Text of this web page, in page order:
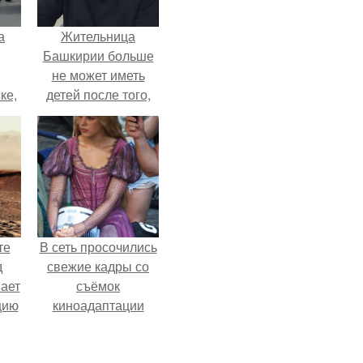
Жительница
Башкирии больше
не может иметь
детей после того,
как медики сделали
ей аборт на шестом
месяце
беременности и
оставили в матке
плаценту.
В сеть просочились
свежие кадры со
съёмок
киноадаптации